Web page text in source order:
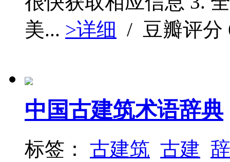
美... >详细 / 豆瓣评分
中国古建筑术语辞典
标签： 古建筑 古建